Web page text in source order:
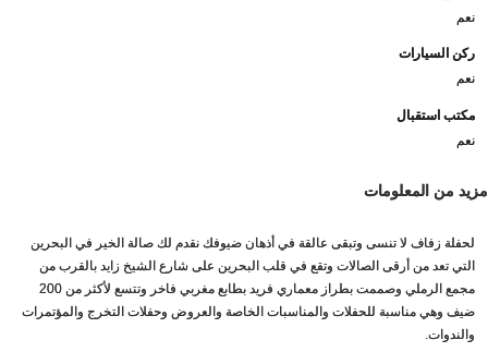
نعم
ركن السيارات
نعم
مكتب استقبال
نعم
مزيد من المعلومات
لحفلة زفاف لا تنسى وتبقى عالقة في أذهان ضيوفك نقدم لك صالة الخير في البحرين
التي تعد من أرقى الصالات وتقع في قلب البحرين على شارع الشيخ زايد بالقرب من
مجمع الرملي وصممت بطراز معماري فريد بطابع مغربي فاخر وتتسع لأكثر من 200
ضيف وهي مناسبة للحفلات والمناسبات الخاصة والعروض وحفلات التخرج والمؤتمرات
والندوات.